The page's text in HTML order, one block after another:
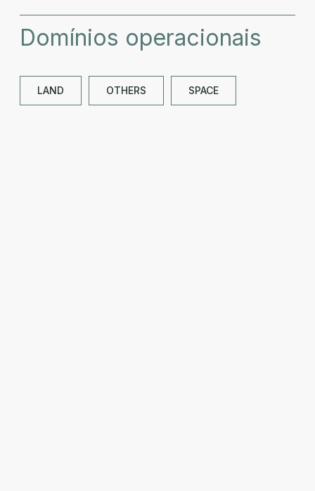
Domínios operacionais
LAND OTHERS SPACE